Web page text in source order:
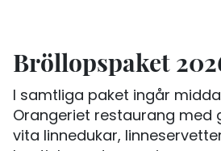
Bröllopspaket
I samtliga paket ingår
Orangeriet restaurang med
vita linnedukar,